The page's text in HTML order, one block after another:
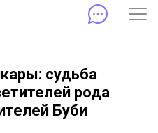
судьба
рода
Буби